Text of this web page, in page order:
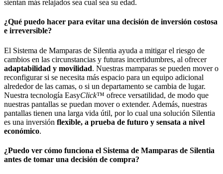
sientan más relajados sea cual sea su edad.
¿Qué puedo hacer para evitar una decisión de inversión costosa
e irreversible?
El Sistema de Mamparas de Silentia ayuda a mitigar el riesgo de
cambios en las circunstancias y futuras incertidumbres, al ofrecer
adaptabilidad y movilidad. Nuestras mamparas se pueden mover o
reconfigurar si se necesita más espacio para un equipo adicional
alrededor de las camas, o si un departamento se cambia de lugar.
Nuestra tecnología EasyClick™ ofrece versatilidad, de modo que
nuestras pantallas se puedan mover o extender. Además, nuestras
pantallas tienen una larga vida útil, por lo cual una solución Silentia
es una inversión flexible, a prueba de futuro y sensata a nivel
económico.
¿Puedo ver cómo funciona el Sistema de Mamparas de Silentia
antes de tomar una decisión de compra?